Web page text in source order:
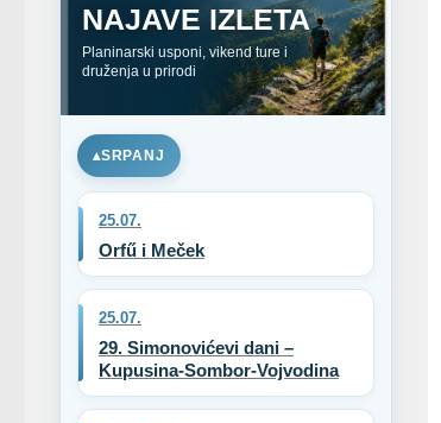
NAJAVE IZLETA
Planinarski usponi, vikend ture i
druženja u prirodi
SRPANJ
25.07.
Orfű i Meček
25.07.
29. Simonovićevi dani –
Kupusina-Sombor-Vojvodina